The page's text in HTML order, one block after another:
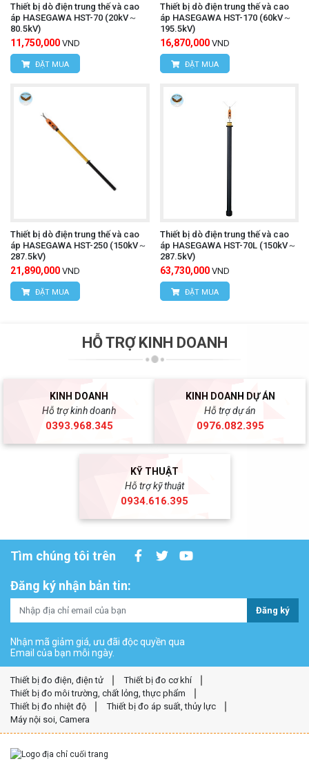
Thiết bị dò điện trung thế và cao
áp HASEGAWA HST-70 (20kV～
80.5kV)
11,750,000 VND
ĐẶT MUA
Thiết bị dò điện trung thế và cao
áp HASEGAWA HST-170 (60kV～
195.5kV)
16,870,000 VND
ĐẶT MUA
Thiết bị dò điện trung thế và cao
áp HASEGAWA HST-250 (150kV～
287.5kV)
21,890,000 VND
ĐẶT MUA
Thiết bị dò điện trung thế và cao
áp HASEGAWA HST-70L (150kV～
287.5kV)
63,730,000 VND
ĐẶT MUA
HỖ TRỢ KINH DOANH
KINH DOANH
Hỗ trợ kinh doanh
0393.968.345
KINH DOANH DỰ ÁN
Hỗ trợ dự án
0976.082.395
KỸ THUẬT
Hỗ trợ kỹ thuật
0934.616.395
Tìm chúng tôi trên
Đăng ký nhận bản tin:
Đăng ký
Nhận mã giảm giá, ưu đãi độc quyền qua
Email của bạn mỗi ngày.
Thiết bị đo điện, điện tử
Thiết bị đo cơ khí
Thiết bị đo môi trường, chất lỏng, thực phẩm
Thiết bị đo nhiệt độ
Thiết bị đo áp suất, thủy lực
Máy nội soi, Camera